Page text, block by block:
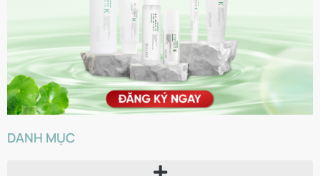
DANH MỤC